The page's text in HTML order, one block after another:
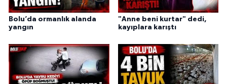
Bolu’da ormanlık alanda
yangın
"Anne beni kurtar" dedi,
kayıplara karıştı